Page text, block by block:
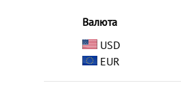
Валюта
USD
EUR